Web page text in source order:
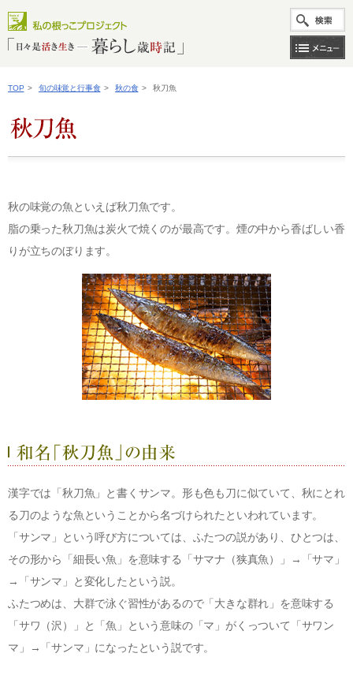
TOP > 旬の味覚と行事食 > 秋の食 > 秋刀魚
秋の味覚の魚といえば秋刀魚です。
脂の乗った秋刀魚は炭火で焼くのが最高です。煙の中から香ばしい香
りが立ちのぼります。
漢字では「秋刀魚」と書くサンマ。形も色も刀に似ていて、秋にとれ
る刀のような魚ということから名づけられたといわれています。
「サンマ」という呼び方については、ふたつの説があり、ひとつは、
その形から「細長い魚」を意味する「サマナ（狭真魚）」→「サマ」
→「サンマ」と変化したという説。
ふたつめは、大群で泳ぐ習性があるので「大きな群れ」を意味する
「サワ（沢）」と「魚」という意味の「マ」がくっついて「サワン
マ」→「サンマ」になったという説です。